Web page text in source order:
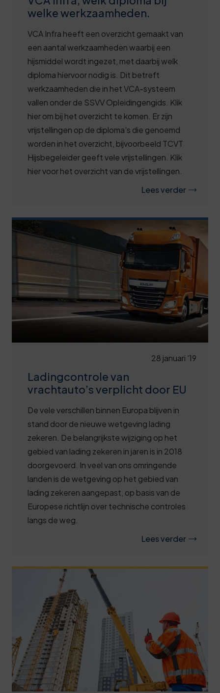
welke werkzaamheden.
VCA Infra heeft een overzicht gemaakt van
een aantal werkzaamheden waarbij een
hijsmiddel wordt ingezet, met daarbij welk
diploma hiervoor nodig is. Dit betreft
werkzaamheden die in het VCA-systeem
vallen onder de SSVV Opleidingengids. Klik
hier om bij het overzicht te komen. Er zijn
vrijstellingen op de diploma's die genoemd
worden in het overzicht, bijvoorbeeld TCVT
Hijsbegeleider geeft vele vrijstellingen. Klik
hier voor het overzicht van de vrijstellingen.
Lees verder
28 januari '19
Ladingcontrole van
vrachtauto’s verplicht door EU
De vele verschillen binnen Europa blijven in
stand door de nieuwe wetgeving lading
zekeren. De belangrijkste wijziging op het
gebied van lading zekeren in jaren is in 2018
doorgevoerd. In veel van ons omringende
landen is de wetgeving op het gebied van
lading zekeren aangepast, op basis van de
Europese richtlijn over technische controles
langs de weg.
Lees verder